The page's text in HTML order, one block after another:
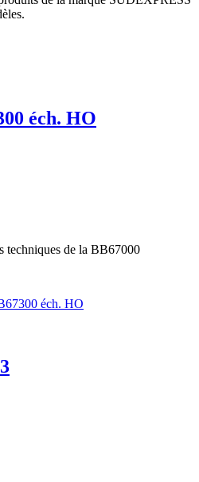
éch. HO
techniques de la BB67000
éch. HO